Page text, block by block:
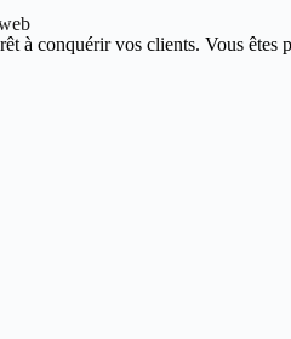
à conquérir vos clients. Vous êtes